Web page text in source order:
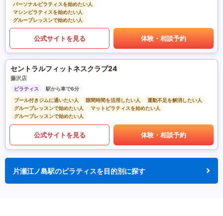
パーソナルピラティスを始めたい人
マシンピラティスを始めたい人
グループレッスンで始めたい人
公式サイトを見る 体験・相談予約
セントラルフィットネスクラブ24
藤沢店
ピラティス
駅から車で6分
プール付きジムに通いたい人
隙間時間を活用したい人
運動不足を解消したい人
グループレッスンで始めたい人
マットピラティスを始めたい人
グループレッスンで始めたい人
公式サイトを見る 体験・相談予約
片瀬江ノ島駅のピラティスを目的別に探す